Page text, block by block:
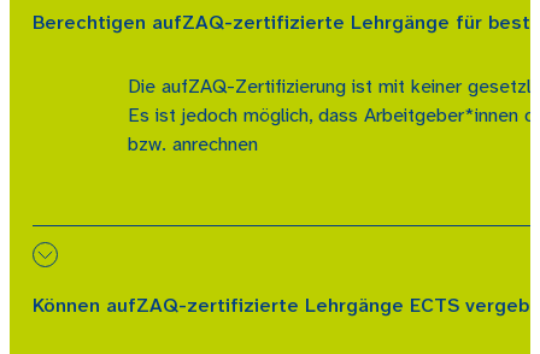
Berechtigen aufZAQ-zertifizierte Lehrgänge für
Die aufZAQ-Zertifizierung ist mit keiner
Es ist jedoch möglich, dass Arbeitgeber*innen
bzw. anrechnen
Können aufZAQ-zertifizierte Lehrgänge ECTS